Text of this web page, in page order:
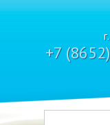
+7 (8652)